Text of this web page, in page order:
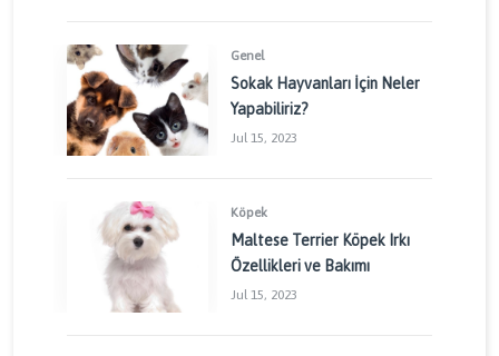
Genel
Sokak Hayvanları İçin Neler
Yapabiliriz?
Jul 15, 2023
Köpek
Maltese Terrier Köpek Irkı
Özellikleri ve Bakımı
Jul 15, 2023